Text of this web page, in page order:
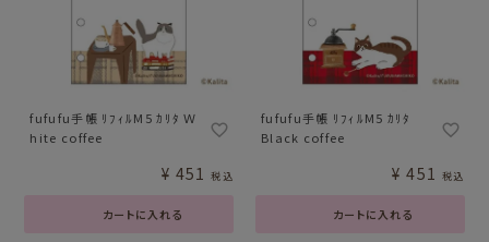
fufufu手帳 ﾘﾌｨﾙM5 ｶﾘﾀ Ｗ
hite coffee
カートに入れる
¥ 451 税込
fufufu手帳 ﾘﾌｨﾙM5 ｶﾘﾀ
Black coffee
カートに入れる
¥ 451 税込